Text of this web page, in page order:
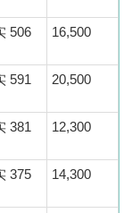
506 16,500
591 20,500
381 12,300
375 14,300